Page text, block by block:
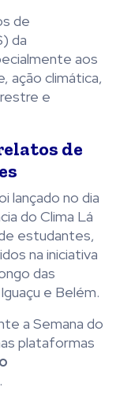
de
da
aos
ação climática,
e
de
lançado no dia
do Clima Lá
estudantes,
na iniciativa
das
e Belém.
a Semana do
plataformas
.